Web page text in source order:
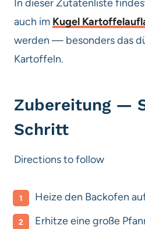
In dieser Zutatenliste
auch im Kugel
werden — besonders das
Kartoffeln.
Zubereitung —
Schritt
Directions to follow
Heize den Backofen
Erhitze eine große